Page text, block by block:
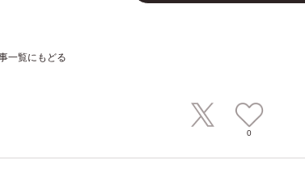
一覧にもどる
0